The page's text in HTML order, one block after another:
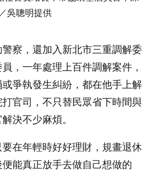
吳聰明提供
察，還加入新北市三重調解委
，一年處理上百件調解案件，
爭執發生糾紛，都在他手上解
官司，不只替民眾省下時間與
決不少麻煩。
在年輕時好好理財，規畫退休
能真正放手去做自己想做的